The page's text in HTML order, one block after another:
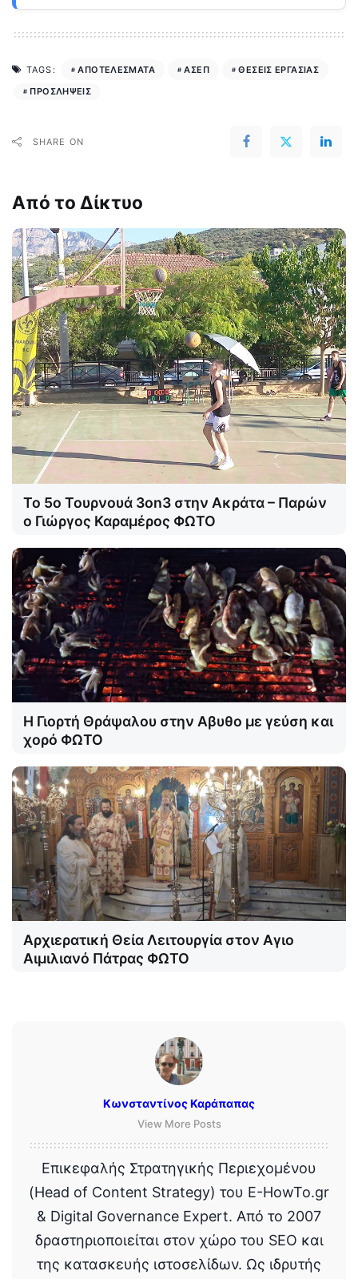
TAGS: ΑΠΟΤΕΛΕΣΜΑΤΑ ΑΣΕΠ
ΘΕΣΕΙΣ ΕΡΓΑΣΙΑΣ
ΠΡΟΣΛΗΨΕΙΣ
SHARE ON
Από το Δίκτυο
Το 5ο Τουρνουά 3on3 στην Ακράτα – Παρών
ο Γιώργος Καραμέρος ΦΩΤΟ
Η Γιορτή Θράψαλου στην Αβυθο με γεύση και
χορό ΦΩΤΟ
Αρχιερατική Θεία Λειτουργία στον Αγιο
Αιμιλιανό Πάτρας ΦΩΤΟ
Κωνσταντίνος Καράπαπας
View More Posts
Επικεφαλής Στρατηγικής Περιεχομένου
(Head of Content Strategy) του E-HowTo.gr
& Digital Governance Expert. Από το 2007
δραστηριοποιείται στον χώρο του SEO και
της κατασκευής ιστοσελίδων. Ως ιδρυτής